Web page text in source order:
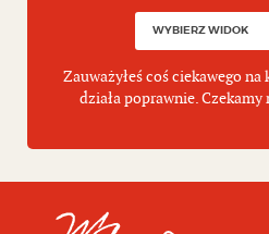
Zauważyłeś coś ciekawego na
działa poprawnie.